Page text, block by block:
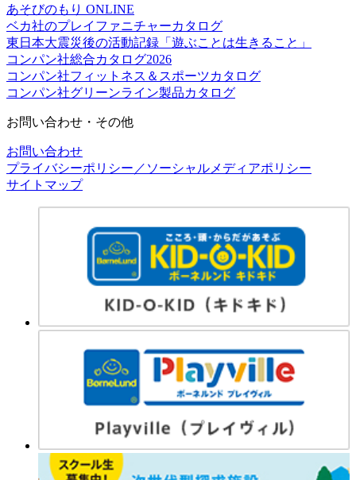
あそびのもり ONLINE
ベカ社のプレイファニチャーカタログ
東日本大震災後の活動記録「遊ぶことは生きること」
コンパン社総合カタログ2026
コンパン社フィットネス＆スポーツカタログ
コンパン社グリーンライン製品カタログ
お問い合わせ・その他
お問い合わせ
プライバシーポリシー／ソーシャルメディアポリシー
サイトマップ